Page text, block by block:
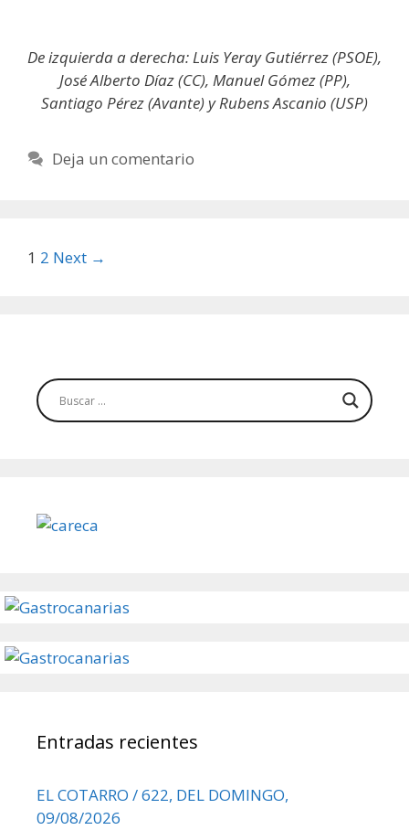
De izquierda a derecha: Luis Yeray Gutiérrez (PSOE),
José Alberto Díaz (CC), Manuel Gómez (PP),
Santiago Pérez (Avante) y Rubens Ascanio (USP)
Deja un comentario
Post
1 2 Next →
Entradas recientes
EL COTARRO / 622, DEL DOMINGO,
09/08/2026